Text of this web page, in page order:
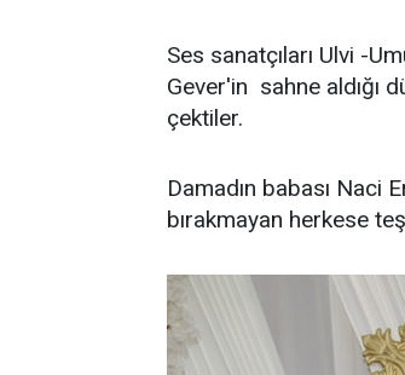
Ses sanatçıları Ulvi -
Gever'in sahne aldığı
çektiler.
Damadın babası Naci
bırakmayan herkese